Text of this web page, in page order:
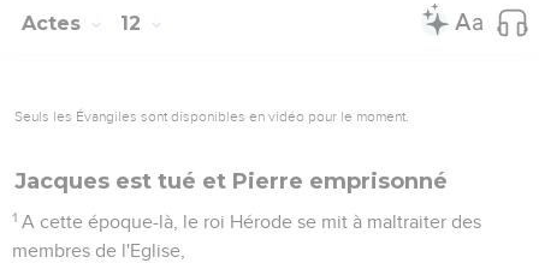
Actes 12
Seuls les Évangiles sont disponibles en vidéo pour le moment.
Jacques est tué et Pierre emprisonné
1 A cette époque-là, le roi Hérode se mit à maltraiter des
membres de l'Eglise,